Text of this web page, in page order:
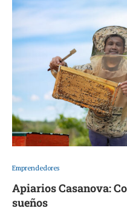
Emprendedores
Apiarios Casanova:
sueños